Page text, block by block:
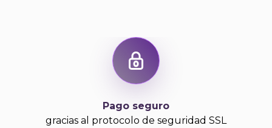
Pago seguro
gracias al protocolo de seguridad SSL